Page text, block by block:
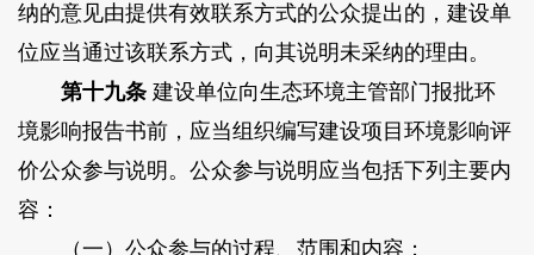
纳的意见由提供有效联系方式的公众提出的，建设单
位应当通过该联系方式，向其说明未采纳的理由。
第十九条建设单位向生态环境主管部门报批环
境影响报告书前，应当组织编写建设项目环境影响评
价公众参与说明。公众参与说明应当包括下列主要内
容：
（一）公众参与的过程、范围和内容；